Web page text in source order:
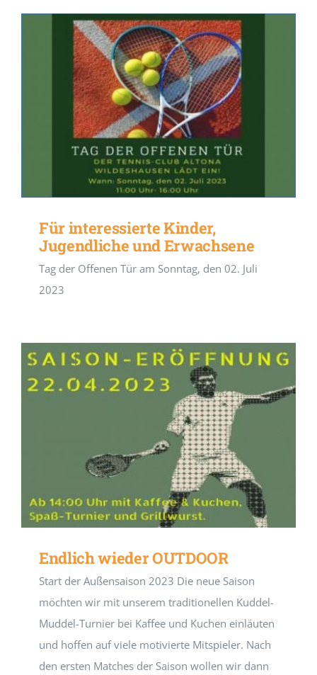
Für interessierte Kinder,
Jugendliche und Erwachsene
Tag der Offenen Tür am Sonntag, den 02. Juli
2023
Endlich wieder OUTDOOR
Start der Außensaison 2023 Die neue Saison
möchten wir mit unserem traditionellen Kuddel-
Muddel-Turnier bei Kaffee und Kuchen einläuten
und hoffen auf viele motivierte Mitspieler. Nach
den ersten Matches der Saison wollen wir dann